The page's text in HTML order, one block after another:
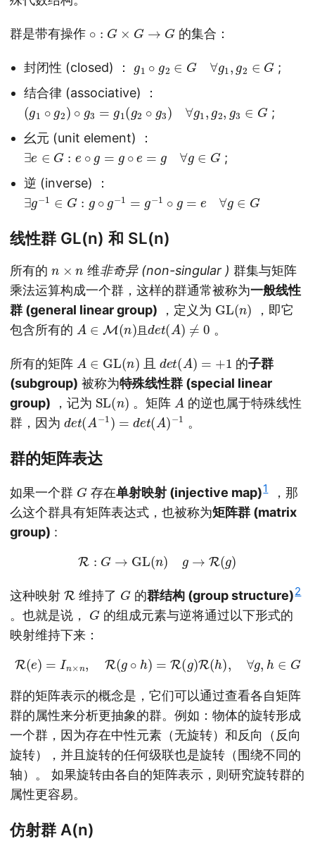
群是带有操作 G× →G 的集合：
封闭性 (closed) ： G∀ g 1
;
结合律 (associative) ：
(g 1 ∘ g 2) g 2 ) g 1
;
幺元 (unit element) ：
∃ e G: g
;
逆 (inverse) ：
∃ − G: ∘ = ∘g G
线性群 GL(n) 和 SL(n)
所有的 维非奇异 (non-singular ) 群集与矩阵
乘法运算构成一个群，这样的群通常被称为一般线性
群 (general linear group) ，定义为 GL(n )
，即它
包含所有的
且
A M( n) 且 d e (A )≠0 。
所有的矩阵 A GL( n 且 d et( A) 的子群
(subgroup) 被称为特殊线性群 (special linear
group) ，记为 SL (n) 。矩阵 A 的逆也属于特殊线性
群，因为 d et(A − 1) = e (A)− 1 。
群的矩阵表达
如果一个群 G存在单射映射 (injective map)1
，那
么这个群具有矩阵表达式，也被称为矩阵群 (matrix
group) :
R:G →GL (n) → ( g)
这种映射 R 维持了 G的群结构 (group structure)2
。也就是说， G的组成元素与逆将通过以下形式的
映射维持下来：
e n,R(g∘ h) R(g)R(h),∀ h∈G
群的矩阵表示的概念是，它们可以通过查看各自矩阵
群的属性来分析更抽象的群。例如：物体的旋转形成
一个群，因为存在中性元素（无旋转）和反向（反向
旋转），并且旋转的任何级联也是旋转（围绕不同的
轴）。 如果旋转由各自的矩阵表示，则研究旋转群的
属性更容易。
仿射群 A(n)